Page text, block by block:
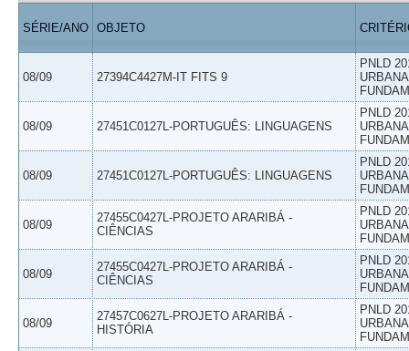
SÉRIE/ANO OBJETO
08/09 27394C4427M-IT FITS 9
PNLD
08/09 27451C0127L-PORTUGUÊS: LINGUAGENS
PNLD
08/09 27451C0127L-PORTUGUÊS: LINGUAGENS
PNLD
08/09
27455C0427L-PROJETO ARARIBÁ -
CIÊNCIAS
PNLD
08/09
27455C0427L-PROJETO ARARIBÁ -
CIÊNCIAS
PNLD
08/09
27457C0627L-PROJETO ARARIBÁ -
HISTÓRIA
PNLD